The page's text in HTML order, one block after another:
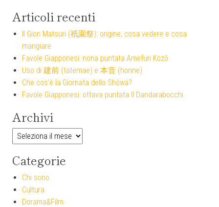
Articoli recenti
Il Gion Matsuri (祇園祭): origine, cosa vedere e cosa
mangiare
Favole Giapponesi: nona puntata Amefuri Kozō
Uso di 建前 (tatemae) e 本音 (honne)
Che cos’è la Giornata dello Shōwa?
Favole Giapponesi: ottava puntata Il Dandarabocchi
Archivi
Archivi
Categorie
Chi sono
Cultura
Dorama&Film